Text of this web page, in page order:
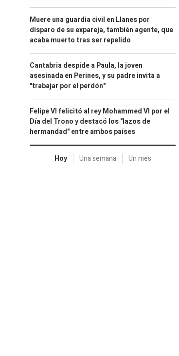
Muere una guardia civil en Llanes por
disparo de su expareja, también agente, que
acaba muerto tras ser repelido
Cantabria despide a Paula, la joven
asesinada en Perines, y su padre invita a
"trabajar por el perdón"
Felipe VI felicitó al rey Mohammed VI por el
Día del Trono y destacó los "lazos de
hermandad" entre ambos países
Hoy Una semana Un mes